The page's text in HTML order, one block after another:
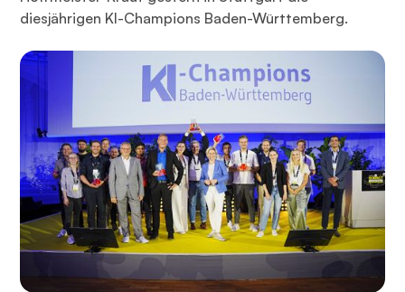
diesjährigen KI-Champions Baden-Württemberg.